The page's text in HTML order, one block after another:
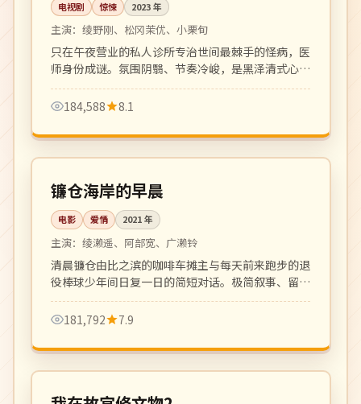
电视剧 惊悚 2023年
主演： 绫野刚、松冈茉优、小栗旬
只在午夜营业的私人诊所专治世间最棘手的怪病，医
师身份成谜。氛围阴翳、节奏冷峻，是黑泽清式心理
惊悚的延续之作。
184,588
8.1
日本
高分 99 分钟
镰仓海岸的早晨
电影 爱情 2021年
主演： 绫濑遥、阿部宽、广濑铃
清晨镰仓由比之滨的咖啡车摊主与每天前来跑步的退
役棒球少年间日复一日的简短对话。极简叙事、留白
动人。
181,792
7.9
中国
4K 全 6 集